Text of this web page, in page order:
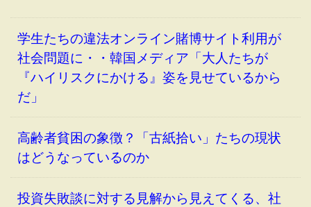
学生たちの違法オンライン賭博サイト利用が
社会問題に・・韓国メディア「大人たちが
『ハイリスクにかける』姿を見せているから
だ」
高齢者貧困の象徴？「古紙拾い」たちの現状
はどうなっているのか
投資失敗談に対する見解から見えてくる、社